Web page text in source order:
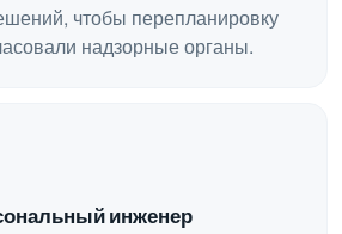
чтобы перепланировку
надзорные органы.
инженер